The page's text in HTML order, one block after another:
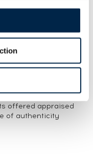
offered appraised
of authenticity